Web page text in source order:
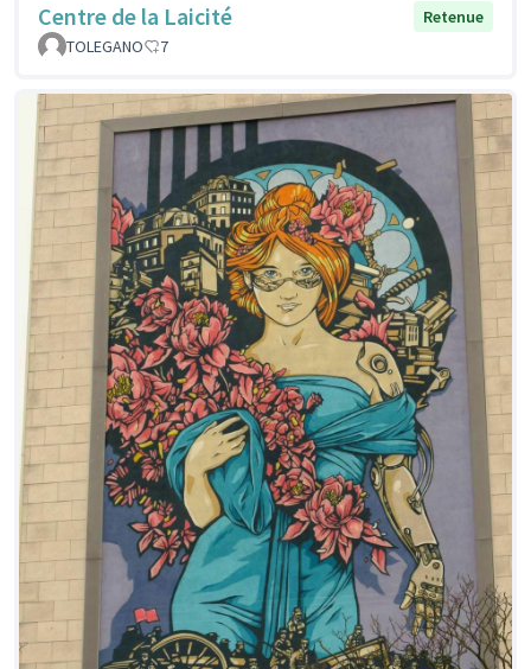
Centre de la Laicité
Retenue
TOLEGANO
7